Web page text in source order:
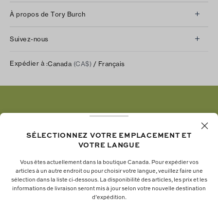
Retours et échanges
Expédition et livraison
À propos de Tory Burch
Carrières
Suivez-nous
Facebook
Pinterest
YouTube
Expédier à :Canada (CA$) / Français
La fondation Tory Burch renforce le pouvoir
économique des femmes en soutenant les
SÉLECTIONNEZ VOTRE EMPLACEMENT ET
VOTRE LANGUE
Vous êtes actuellement dans la boutique Canada. Pour expédier vos
articles à un autre endroit ou pour choisir votre langue, veuillez faire une
sélection dans la liste ci-dessous. La disponibilité des articles, les prix et les
informations de livraison seront mis à jour selon votre nouvelle destination
d’expédition.